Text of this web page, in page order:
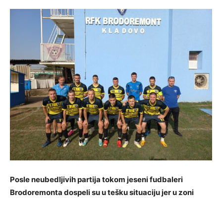
Posle neubedljivih partija tokom jeseni fudbaleri
Brodoremonta dospeli su u tešku situaciju jer u zoni